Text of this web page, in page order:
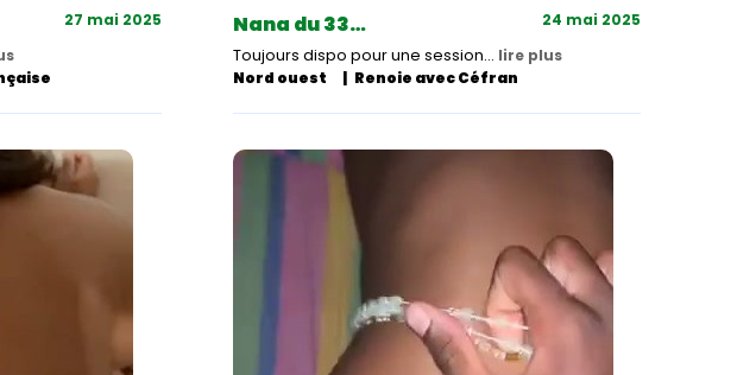
27 mai 2025 Nana du 33… 24 mai 2025
Toujours dispo pour une session… lire plus
Nord ouest
Renoie avec Céfran